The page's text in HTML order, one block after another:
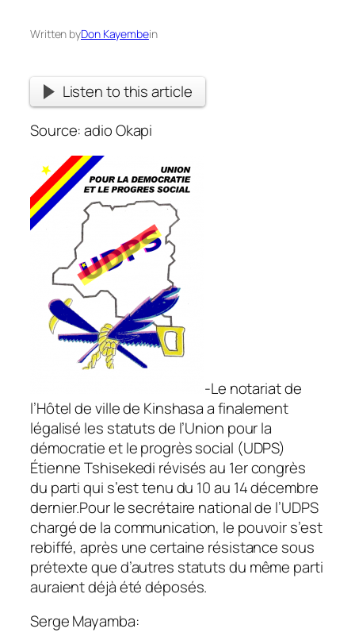
Written byDon Kayembein
Listen to this article
Source: adio Okapi
-Le notariat de
l’Hôtel de ville de Kinshasa a finalement
légalisé les statuts de l’Union pour la
démocratie et le progrès social (UDPS)
Étienne Tshisekedi révisés au 1er congrès
du parti qui s’est tenu du 10 au 14 décembre
dernier.Pour le secrétaire national de l’UDPS
chargé de la communication, le pouvoir s’est
rebiffé, après une certaine résistance sous
prétexte que d’autres statuts du même parti
auraient déjà été déposés.
Serge Mayamba: